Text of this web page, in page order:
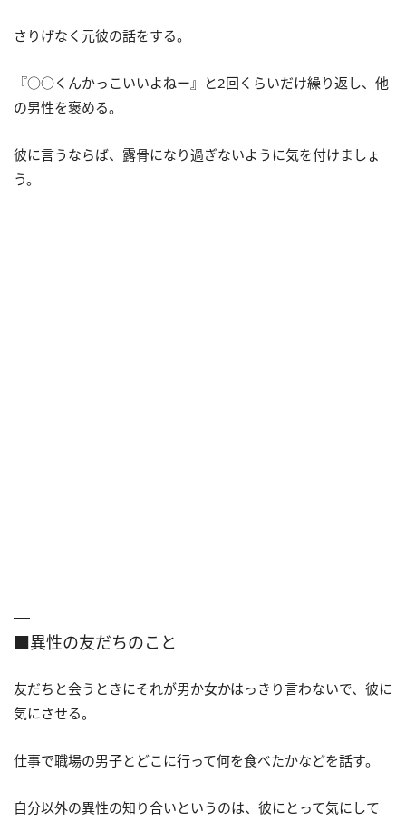
さりげなく元彼の話をする。
『○○くんかっこいいよねー』と2回くらいだけ繰り返し、他
の男性を褒める。
彼に言うならば、露骨になり過ぎないように気を付けましょ
う。
■異性の友だちのこと
友だちと会うときにそれが男か女かはっきり言わないで、彼に
気にさせる。
仕事で職場の男子とどこに行って何を食べたかなどを話す。
自分以外の異性の知り合いというのは、彼にとって気にして